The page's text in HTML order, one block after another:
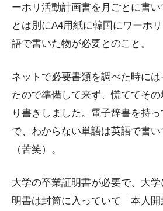
ーホリ活動計画書を月ごとに書
とは別にA4用紙に韓国にワーホ
語で書いた物が必要とのこと。
ネットで必要書類を調べた時に
たので準備して来ず、慌ててそ
り書きしました。電子辞書を持
で、わからない単語は英語で書
（苦笑）。
大学の卒業証明書が必要で、大
明書は封筒に入っていて「本人